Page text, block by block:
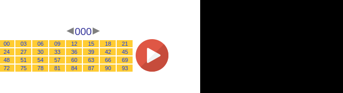
000
00 03 06 09 12 15 18
21
24
27 30 33 36 39 42
45
48
51 54 57 60 63 66
69
72
75 78 81 84 87 90 93